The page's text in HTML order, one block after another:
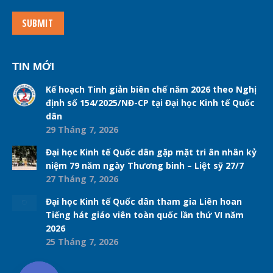
SUBMIT
TIN MỚI
Kế hoạch Tinh giản biên chế năm 2026 theo Nghị
định số 154/2025/NĐ-CP tại Đại học Kinh tế Quốc
dân
29 Tháng 7, 2026
Đại học Kinh tế Quốc dân gặp mặt tri ân nhân kỷ
niệm 79 năm ngày Thương binh – Liệt sỹ 27/7
27 Tháng 7, 2026
Đại học Kinh tế Quốc dân tham gia Liên hoan
Tiếng hát giáo viên toàn quốc lần thứ VI năm
2026
25 Tháng 7, 2026